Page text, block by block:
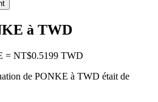
à TWD
= NT$0.5199 TWD
de PONKE à TWD était de